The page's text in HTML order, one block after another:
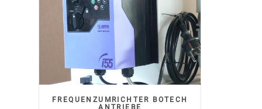
FREQUENZUMRICHTER BOTECH
ANTRIEBE